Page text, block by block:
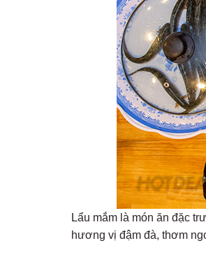
Lẩu mắm là món ăn đặc
hương vị đậm đà, thơm